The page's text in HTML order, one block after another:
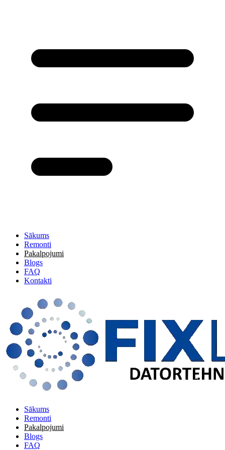
Sākums
Remonti
Pakalpojumi
Blogs
FAQ
Kontakti
Sākums
Remonti
Pakalpojumi
Blogs
FAQ